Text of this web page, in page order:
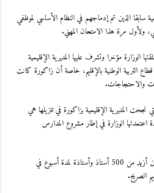
سابقا الذين تم إدماجهم في النظام الأساسي لموظفي
ولأول مرة هذا الامتحان المهني.
الوزارة مؤخرا وتشرف عليها المديرية الإقليمية
التربية الوطنية بالإقليم، خاصة أن زاكورة كانت
والاحتجاجات.
المديرية الإقليمية بزاكورة في تنزيلها هي
الوزارة في إطار مشروع المدارس
ومكنت هذه العملية غير المسبوقة من تكوين أزيد من 500 أستاذ وأستاذة لمدة أسبوع في
الصريح.